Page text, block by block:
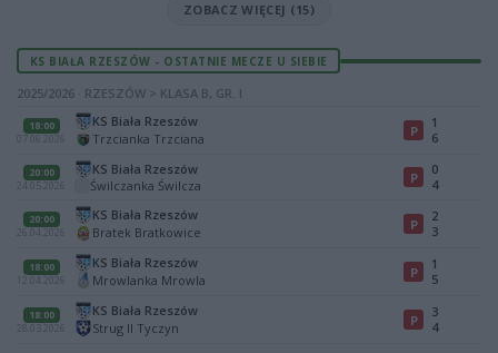
ZOBACZ WIĘCEJ (15)
KS BIAŁA RZESZÓW - OSTATNIE MECZE U SIEBIE
2025/2026 · RZESZÓW > KLASA B, GR. I
18:00
07.06.2026
KS Biała Rzeszów
Trzcianka Trzciana
P
1
6
20:00
24.05.2026
KS Biała Rzeszów
Świlczanka Świlcza
P
0
4
20:00
26.04.2026
KS Biała Rzeszów
Bratek Bratkowice
P
2
3
18:00
12.04.2026
KS Biała Rzeszów
Mrowlanka Mrowla
P
1
5
18:00
28.03.2026
KS Biała Rzeszów
Strug II Tyczyn
P
3
4